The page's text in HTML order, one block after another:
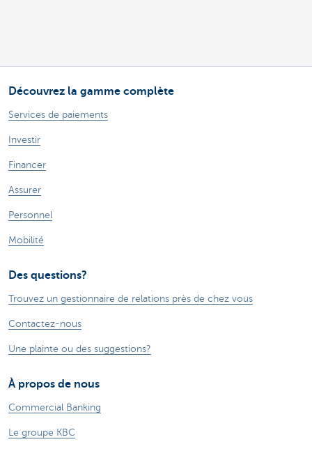
Découvrez la gamme complète
Services de paiements
Investir
Financer
Assurer
Personnel
Mobilité
Des questions?
Trouvez un gestionnaire de relations près de chez vous
Contactez-nous
Une plainte ou des suggestions?
À propos de nous
Commercial Banking
Le groupe KBC